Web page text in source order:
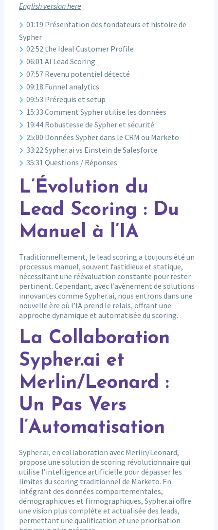
English version here
01:19 Présentation des fondateurs et histoire de
Sypher
02:52 the Ideal Customer Profile
06:01 AI Lead Scoring
07:57 Revenu potentiel détecté
09:18 Funnel analytics
09:53 Prérequis et setup
15:33 Comment Sypher utilise les données
19:44 Robustesse de Sypher et sécurité
25:00 Données Sypher dans le CRM ou Marketo
33:22 Sypher.ai vs Einstein de Salesforce
35:31 Questions / Réponses
L’Évolution du
Lead Scoring : Du
Manuel à l’IA
Traditionnellement, le lead scoring a toujours été un
processus manuel, souvent fastidieux et statique,
nécessitant une réévaluation constante pour rester
pertinent. Cependant, avec l’avènement de solutions
innovantes comme Sypher.ai, nous entrons dans une
nouvelle ère où l’IA prend le relais, offrant une
approche dynamique et automatisée du scoring.
La Collaboration
Sypher.ai et
Merlin/Leonard :
Un Pas Vers
l’Automatisation
Sypher.ai, en collaboration avec Merlin/Leonard,
propose une solution de scoring révolutionnaire qui
utilise l’intelligence artificielle pour dépasser les
limites du scoring traditionnel de Marketo. En
intégrant des données comportementales,
démographiques et firmographiques, Sypher.ai offre
une vision plus complète et actualisée des leads,
permettant une qualification et une priorisation